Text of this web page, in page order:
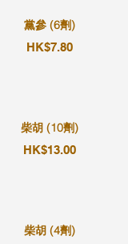
黨參 (6劑)
HK$7.80
柴胡 (10劑)
HK$13.00
柴胡 (4劑)